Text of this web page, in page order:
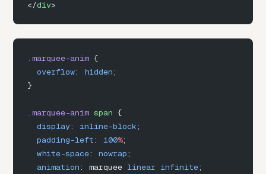
</div>
.marquee-anim {
  overflow
: hidden;
}
.marquee-anim span {
  display
: inline-block;
  padding-left
: 100%;
  white-space
: nowrap;
  animation
: marquee linear infinite;